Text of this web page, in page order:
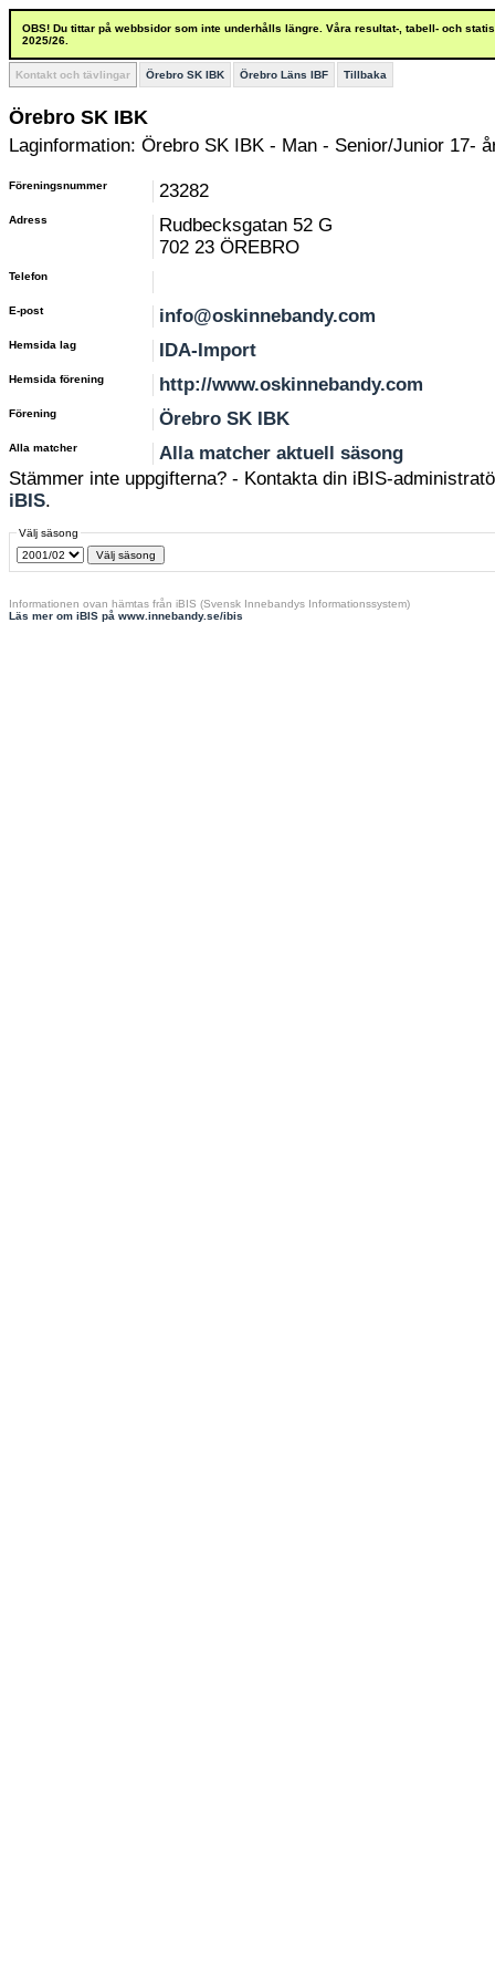
OBS! Du tittar på webbsidor som inte underhålls längre. Våra resultat-, tabell- och
2025/26.
Kontakt och tävlingar Örebro SK IBK Örebro Läns IBF Tillbaka
Örebro SK IBK
Laginformation: Örebro SK IBK - Man - Senior/Junior 17-
Föreningsnummer 23282
Adress
Rudbecksgatan 52 G
702 23 ÖREBRO
Telefon
E-post info@oskinnebandy.com
Hemsida lag IDA-Import
Hemsida förening http://www.oskinnebandy.com
Förening Örebro SK IBK
Alla matcher
Alla matcher aktuell säsong
Stämmer inte uppgifterna? - Kontakta din iBIS-
iBIS.
Välj säsong
Informationen ovan hämtas från iBIS (Svensk Innebandys Informationssystem)
Läs mer om iBIS på www.innebandy.se/ibis